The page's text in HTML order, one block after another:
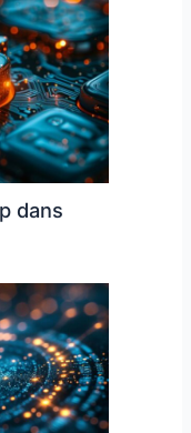
dans